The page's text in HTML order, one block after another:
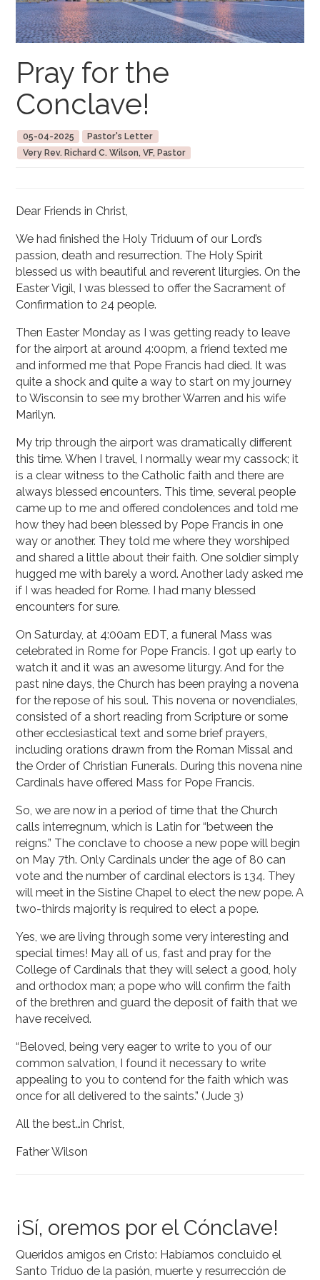
Pray for the
Conclave!
05-04-2025
Pastor's Letter
Very Rev. Richard C. Wilson, VF, Pastor
Dear Friends in Christ,
We had finished the Holy Triduum of our Lord’s
passion, death and resurrection. The Holy Spirit
blessed us with beautiful and reverent liturgies. On the
Easter Vigil, I was blessed to offer the Sacrament of
Confirmation to 24 people.
Then Easter Monday as I was getting ready to leave
for the airport at around 4:00pm, a friend texted me
and informed me that Pope Francis had died. It was
quite a shock and quite a way to start on my journey
to Wisconsin to see my brother Warren and his wife
Marilyn.
My trip through the airport was dramatically different
this time. When I travel, I normally wear my cassock; it
is a clear witness to the Catholic faith and there are
always blessed encounters. This time, several people
came up to me and offered condolences and told me
how they had been blessed by Pope Francis in one
way or another. They told me where they worshiped
and shared a little about their faith. One soldier simply
hugged me with barely a word. Another lady asked me
if I was headed for Rome. I had many blessed
encounters for sure.
On Saturday, at 4:00am EDT, a funeral Mass was
celebrated in Rome for Pope Francis. I got up early to
watch it and it was an awesome liturgy. And for the
past nine days, the Church has been praying a novena
for the repose of his soul. This novena or novendiales,
consisted of a short reading from Scripture or some
other ecclesiastical text and some brief prayers,
including orations drawn from the Roman Missal and
the Order of Christian Funerals. During this novena nine
Cardinals have offered Mass for Pope Francis.
So, we are now in a period of time that the Church
calls interregnum, which is Latin for “between the
reigns.” The conclave to choose a new pope will begin
on May 7th. Only Cardinals under the age of 80 can
vote and the number of cardinal electors is 134. They
will meet in the Sistine Chapel to elect the new pope. A
two-thirds majority is required to elect a pope.
Yes, we are living through some very interesting and
special times! May all of us, fast and pray for the
College of Cardinals that they will select a good, holy
and orthodox man; a pope who will confirm the faith
of the brethren and guard the deposit of faith that we
have received.
“Beloved, being very eager to write to you of our
common salvation, I found it necessary to write
appealing to you to contend for the faith which was
once for all delivered to the saints.” (Jude 3)
All the best…in Christ,
Father Wilson
¡Sí, oremos por el Cónclave!
Queridos amigos en Cristo: Habíamos concluido el
Santo Triduo de la pasión, muerte y resurrección de